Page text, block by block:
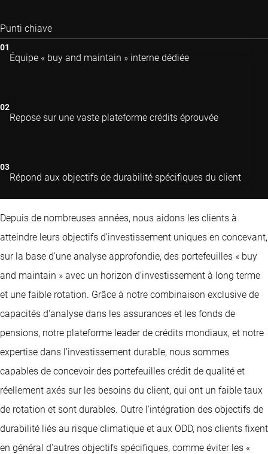
Punti chiave
Équipe « buy and maintain » interne dédiée
Repose sur une vaste plateforme crédits éprouvée
Répond aux objectifs de durabilité spécifiques du client
Depuis de nombreuses années, nous aidons les clients à
atteindre leurs objectifs d'investissement uniques en concevant,
sur la base d'une analyse approfondie, des portefeuilles « buy
and maintain » avec un horizon d'investissement à long terme
et une faible rotation. Grâce à notre combinaison exclusive de
capacités d'analyse dans les assurances et les fonds de
pensions, notre plateforme leader de crédits mondiaux, et notre
expertise dans l'investissement durable, nous sommes
capables de concevoir des portefeuilles crédit de qualité et
réellement axés sur les besoins du client, qui ont un faible taux
de rotation et sont durables. Outre l'intégration des objectifs de
durabilité liés au risque climatique et aux ODD, nos clients fixent
en général d'autres objectifs spécifiques, comme éviter les «